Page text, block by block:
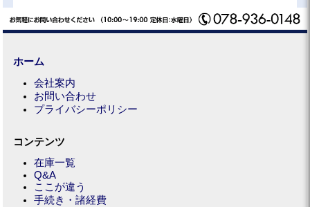
ホーム
会社案内
お問い合わせ
プライバシーポリシー
コンテンツ
在庫一覧
Q&A
ここが違う
手続き・諸経費